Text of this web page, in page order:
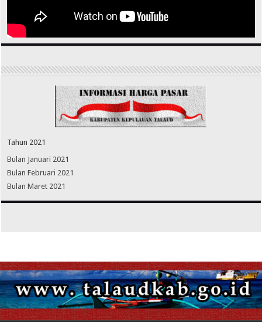
Tahun 2021
Bulan Januari 2021
Bulan Februari 2021
Bulan Maret 2021